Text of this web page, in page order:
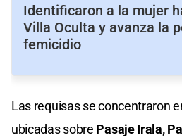
Identificaron a la mujer
Villa Oculta y avanza la
femicidio
Las requisas se concentraron
ubicadas sobre Pasaje Irala,